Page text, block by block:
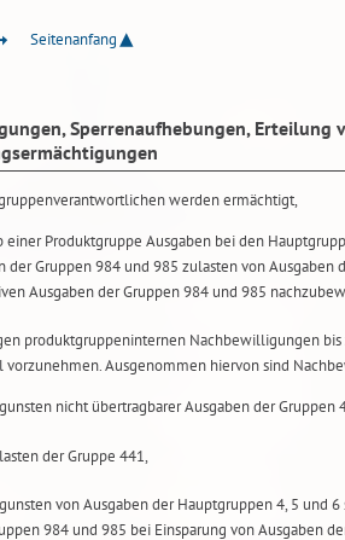
Seitenanfang
Sperrenaufhebungen, Erteilung
werden ermächtigt,
einer Produktgruppe Ausgaben bei den
der Gruppen 984 und 985 zulasten von
Ausgaben der Gruppen 984 und 985
produktgruppeninternen Nachbewilligungen bis
vorzunehmen. Ausgenommen hiervon sind
nicht übertragbarer Ausgaben der Gruppen
der Gruppe 441,
von Ausgaben der Hauptgruppen 4, 5 und
984 und 985 bei Einsparung von Ausgaben